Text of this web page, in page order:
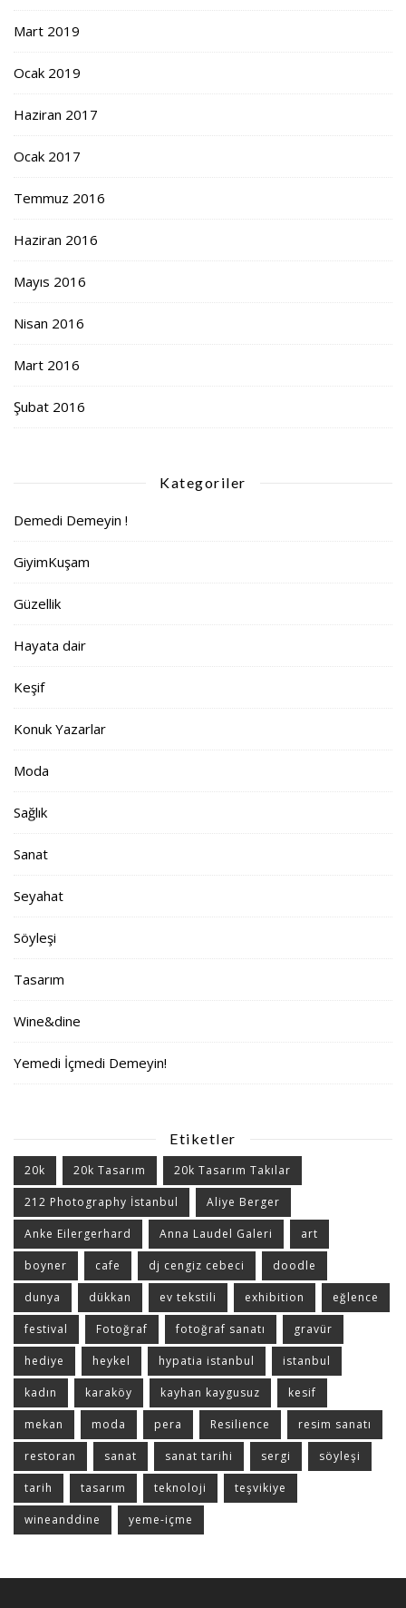
Mart 2019
Ocak 2019
Haziran 2017
Ocak 2017
Temmuz 2016
Haziran 2016
Mayıs 2016
Nisan 2016
Mart 2016
Şubat 2016
Kategoriler
Demedi Demeyin !
GiyimKuşam
Güzellik
Hayata dair
Keşif
Konuk Yazarlar
Moda
Sağlık
Sanat
Seyahat
Söyleşi
Tasarım
Wine&dine
Yemedi İçmedi Demeyin!
Etiketler
20k 20k Tasarım 20k Tasarım Takılar
212 Photography İstanbul Aliye Berger
Anke Eilergerhard Anna Laudel Galeri art
boyner cafe dj cengiz cebeci doodle
dunya dükkan ev tekstili exhibition eğlence
festival Fotoğraf fotoğraf sanatı gravür
hediye heykel hypatia istanbul istanbul
kadın karaköy kayhan kaygusuz kesif
mekan moda pera Resilience resim sanatı
restoran sanat sanat tarihi sergi söyleşi
tarih tasarım teknoloji teşvikiye
wineanddine yeme-içme